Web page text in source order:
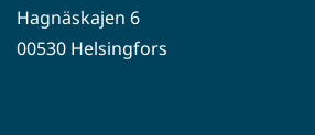
Hagnäskajen 6
00530 Helsingfors